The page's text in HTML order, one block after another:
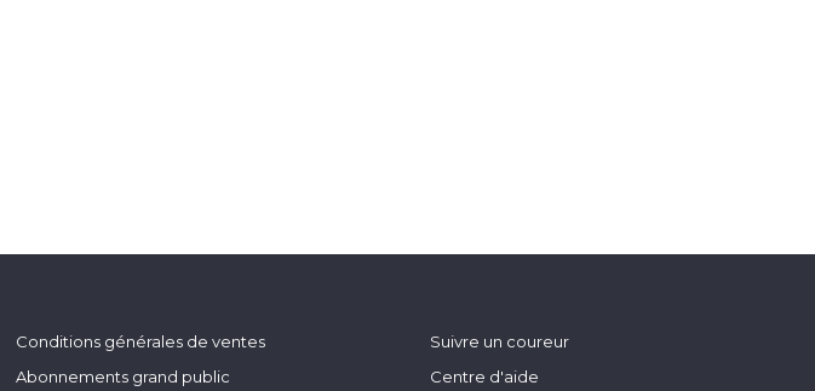
Conditions générales de ventes
Abonnements grand public
Suivre un coureur
Centre d'aide